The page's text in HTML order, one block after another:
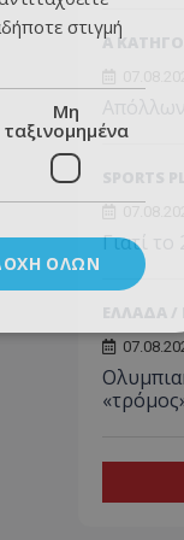
Α
Γιατί το
ΕΛΛΑΔΑ
στιγμή
Μη
ταξινομημένα
ΌΛΩΝ